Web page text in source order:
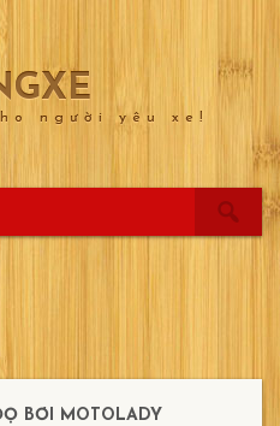
người yêu xe!
BỞI MOTOLADY